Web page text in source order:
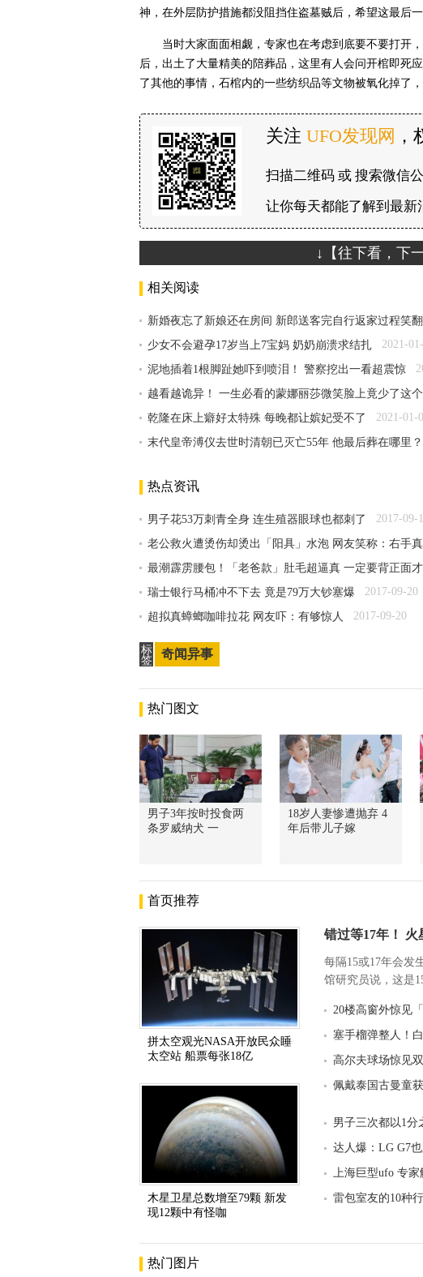
神，在外层防护措施都没阻挡住盗墓贼后，希望这最后
当时大家面面相觑，专家也在考虑到底要不要打开
后，出土了大量精美的陪葬品，这里有人会问开棺即死
了其他的事情，石棺内的一些纺织品等文物被氧化掉了
关注 UFO发现网
扫描二维码 或 搜索微信
让你每天都能了解到最新
↓【往下看，下
相关阅读
新婚夜忘了新娘还在房间 新郎送客完自行返家过程笑翻
少女不会避孕17岁当上7宝妈 奶奶崩溃求结扎 2021-
泥地插着1根脚趾她吓到喷泪！ 警察挖出一看超震惊
越看越诡异！ 一生必看的蒙娜丽莎微笑脸上竟少了这个
乾隆在床上癖好太特殊 每晚都让嫔妃受不了 2021-01-
末代皇帝溥仪去世时清朝已灭亡55年 他最后葬在哪里？
热点资讯
男子花53万刺青全身 连生殖器眼球也都刺了 2017-09-
老公救火遭烫伤却烫出「阳具」水泡 网友笑称：右手
最潮霹雳腰包！「老爸款」肚毛超逼真 一定要背正面
瑞士银行马桶冲不下去 竟是79万大钞塞爆 2017-09-20
超拟真蟑螂咖啡拉花 网友吓：有够惊人 2017-09-20
标
签
奇闻异事
热门图文
男子3年按时投食两
条罗威纳犬 一
18岁人妻惨遭抛弃 4
年后带儿子嫁
首页推荐
拼太空观光NASA开放民众睡
太空站 船票每张18亿
木星卫星总数增至79颗 新发
现12颗中有怪咖
错过等17年！ 火
每隔15或17年会发
馆研究员说，这是
20楼高窗外惊见
塞手榴弹整人！
高尔夫球场惊见
佩戴泰国古曼童
男子三次都以1分
达人爆：LG G7
上海巨型ufo 专
雷包室友的10种
热门图片